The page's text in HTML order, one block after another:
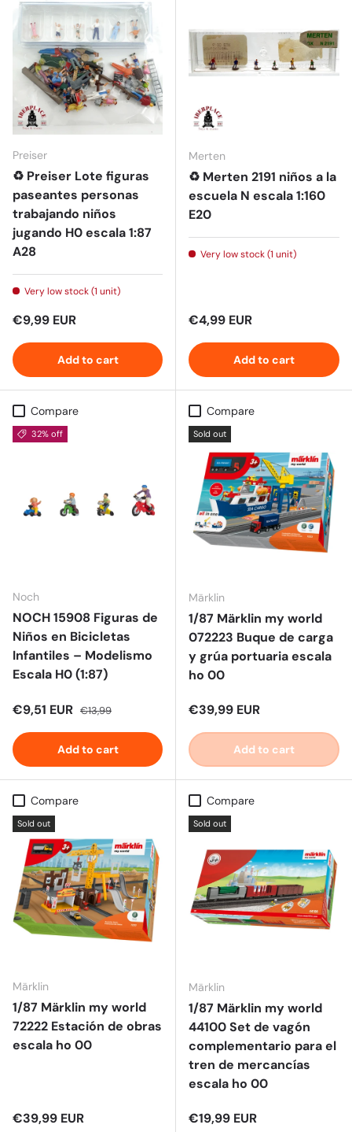
Preiser
♻️ Preiser Lote figuras
paseantes personas
trabajando niños
jugando H0 escala 1:87
A28
Very low stock (1 unit)
Regular price
€9,99 EUR
Add to cart
Merten
♻️ Merten 2191 niños a la
escuela N escala 1:160
E20
Very low stock (1 unit)
Regular price
€4,99 EUR
Add to cart
Compare
32% off
Noch
NOCH 15908 Figuras de
Niños en Bicicletas
Infantiles – Modelismo
Escala H0 (1:87)
Sale price
€9,51 EUR Regular price
€13,99
Add to cart
Compare
Sold out
Märklin
1/87 Märklin my world
072223 Buque de carga
y grúa portuaria escala
ho 00
Regular price
€39,99 EUR
Add to cart
Compare
Sold out
Märklin
1/87 Märklin my world
72222 Estación de obras
escala ho 00
Regular price
€39,99 EUR
Compare
Sold out
Märklin
1/87 Märklin my world
44100 Set de vagón
complementario para el
tren de mercancías
escala ho 00
Regular price
€19,99 EUR